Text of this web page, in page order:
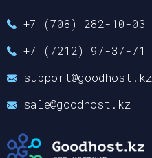
+7 (708) 282-10-03
+7 (7212) 97-37-71
support@goodhost.kz
sale@goodhost.kz